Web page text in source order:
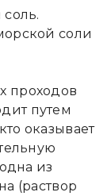
соли
проходов
путем
оказывает
из
(раствор